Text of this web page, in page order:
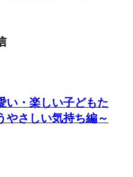
い・楽しい子どもた
さしい気持ち編～